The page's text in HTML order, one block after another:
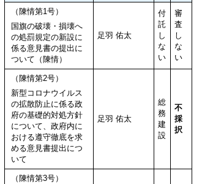
（陳情第1号）
国旗の破壊・損壊へ
の処罰規定の新設に
係る意見書の提出に
ついて（陳情）
足羽 佑太
付
託
し
な
い
審
査
し
な
い
（陳情第2号）
新型コロナウイルス
の拡散防止に係る政
府の基礎的対処方針
について、政府内に
おける遵守徹底を求
める意見書提出につ
いて
足羽 佑太
総
務
建
設
不
採
択
（陳情第3号）